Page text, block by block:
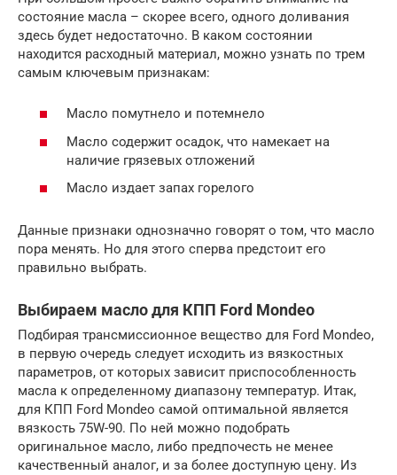
состояние масла – скорее всего, одного доливания
здесь будет недостаточно. В каком состоянии
находится расходный материал, можно узнать по трем
самым ключевым признакам:
Масло помутнело и потемнело
Масло содержит осадок, что намекает на
наличие грязевых отложений
Масло издает запах горелого
Данные признаки однозначно говорят о том, что масло
пора менять. Но для этого сперва предстоит его
правильно выбрать.
Выбираем масло для КПП Ford Mondeo
Подбирая трансмиссионное вещество для Ford Mondeo,
в первую очередь следует исходить из вязкостных
параметров, от которых зависит приспособленность
масла к определенному диапазону температур. Итак,
для КПП Ford Mondeo самой оптимальной является
вязкость 75W-90. По ней можно подобрать
оригинальное масло, либо предпочесть не менее
качественный аналог, и за более доступную цену. Из